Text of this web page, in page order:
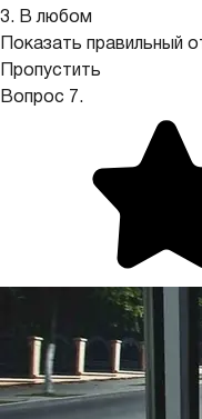
3. В любом
Показать правильный
Пропустить
Вопрос 7.